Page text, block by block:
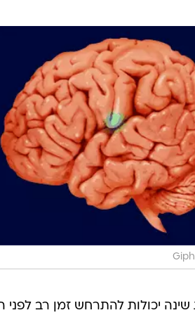
יכולות להתרחש זמן רב לפני